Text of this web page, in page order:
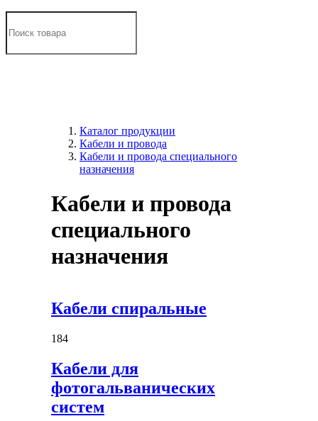
Каталог продукции
Кабели и провода
Кабели и провода специального
назначения
Кабели и провода
специального
назначения
Кабели спиральные
184
Кабели для
фотогальванических
систем